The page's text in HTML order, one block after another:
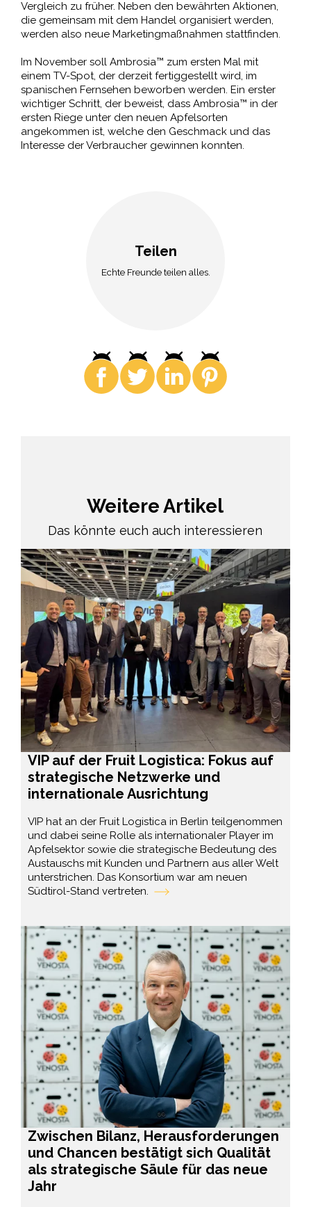
Vergleich zu früher. Neben den bewährten Aktionen,
die gemeinsam mit dem Handel organisiert werden,
werden also neue Marketingmaßnahmen stattfinden.
Im November soll Ambrosia™ zum ersten Mal mit
einem TV-Spot, der derzeit fertiggestellt wird, im
spanischen Fernsehen beworben werden. Ein erster
wichtiger Schritt, der beweist, dass Ambrosia™ in der
ersten Riege unter den neuen Apfelsorten
angekommen ist, welche den Geschmack und das
Interesse der Verbraucher gewinnen konnten.
Teilen
Echte Freunde teilen alles.
Weitere Artikel
Das könnte euch auch interessieren
VIP auf der Fruit Logistica: Fokus auf
strategische Netzwerke und
internationale Ausrichtung
VIP hat an der Fruit Logistica in Berlin teilgenommen
und dabei seine Rolle als internationaler Player im
Apfelsektor sowie die strategische Bedeutung des
Austauschs mit Kunden und Partnern aus aller Welt
unterstrichen. Das Konsortium war am neuen
Südtirol-Stand vertreten.
Zwischen Bilanz, Herausforderungen
und Chancen bestätigt sich Qualität
als strategische Säule für das neue
Jahr